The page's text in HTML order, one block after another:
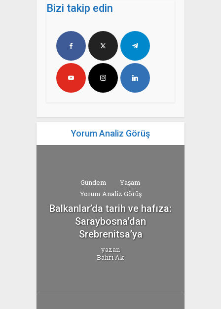
Bizi takip edin
Yorum Analiz Görüş
Gündem
Yaşam
Yorum Analiz Görüş
Balkanlar’da tarih ve hafıza:
Saraybosna’dan
Srebrenitsa’ya
yazan
Bahri Ak